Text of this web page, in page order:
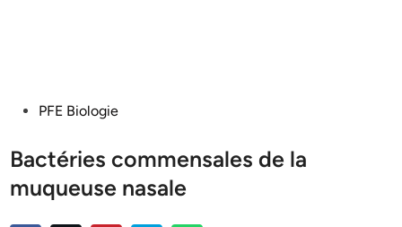
PostedPFE Biologie
Bactéries commensales de la
muqueuse nasale